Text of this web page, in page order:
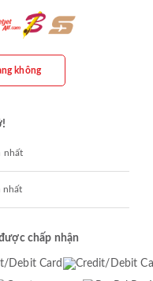
không
nhất
nhất
chấp nhận